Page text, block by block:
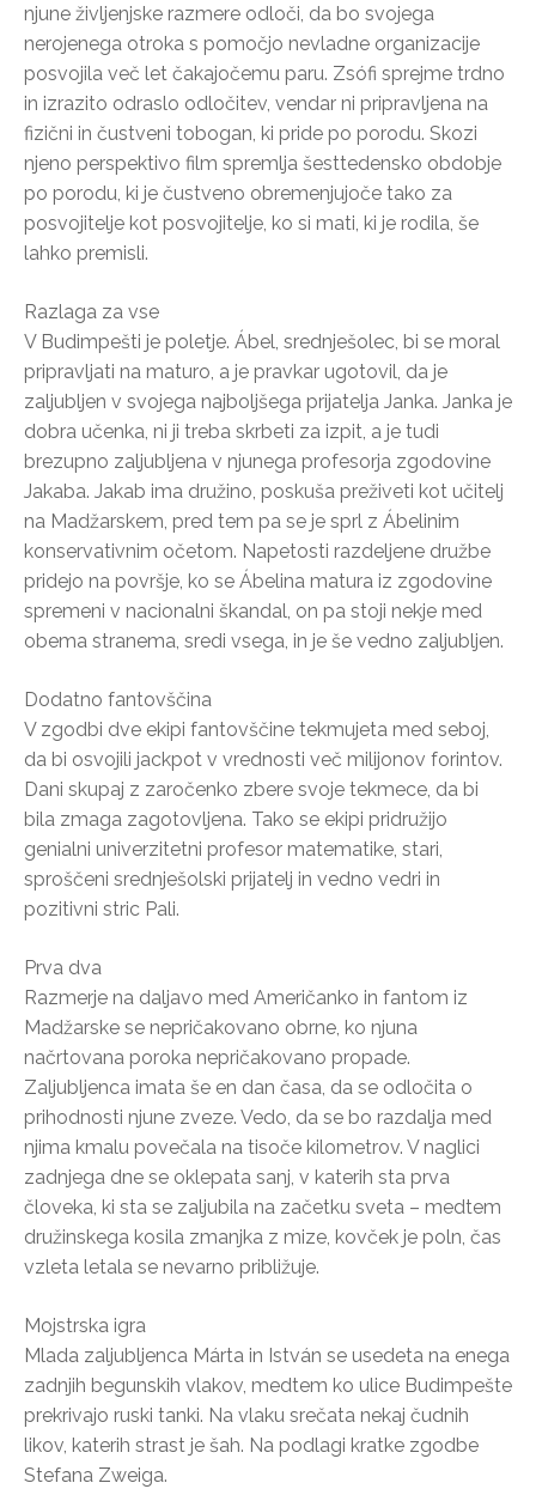
njune življenjske razmere odloči, da bo svojega
nerojenega otroka s pomočjo nevladne organizacije
posvojila več let čakajočemu paru. Zsófi sprejme trdno
in izrazito odraslo odločitev, vendar ni pripravljena na
fizični in čustveni tobogan, ki pride po porodu. Skozi
njeno perspektivo film spremlja šesttedensko obdobje
po porodu, ki je čustveno obremenjujoče tako za
posvojitelje kot posvojitelje, ko si mati, ki je rodila, še
lahko premisli.
Razlaga za vse
V Budimpešti je poletje. Ábel, srednješolec, bi se moral
pripravljati na maturo, a je pravkar ugotovil, da je
zaljubljen v svojega najboljšega prijatelja Janka. Janka je
dobra učenka, ni ji treba skrbeti za izpit, a je tudi
brezupno zaljubljena v njunega profesorja zgodovine
Jakaba. Jakab ima družino, poskuša preživeti kot učitelj
na Madžarskem, pred tem pa se je sprl z Ábelinim
konservativnim očetom. Napetosti razdeljene družbe
pridejo na površje, ko se Ábelina matura iz zgodovine
spremeni v nacionalni škandal, on pa stoji nekje med
obema stranema, sredi vsega, in je še vedno zaljubljen.
Dodatno fantovščina
V zgodbi dve ekipi fantovščine tekmujeta med seboj,
da bi osvojili jackpot v vrednosti več milijonov forintov.
Dani skupaj z zaročenko zbere svoje tekmece, da bi
bila zmaga zagotovljena. Tako se ekipi pridružijo
genialni univerzitetni profesor matematike, stari,
sproščeni srednješolski prijatelj in vedno vedri in
pozitivni stric Pali.
Prva dva
Razmerje na daljavo med Američanko in fantom iz
Madžarske se nepričakovano obrne, ko njuna
načrtovana poroka nepričakovano propade.
Zaljubljenca imata še en dan časa, da se odločita o
prihodnosti njune zveze. Vedo, da se bo razdalja med
njima kmalu povečala na tisoče kilometrov. V naglici
zadnjega dne se oklepata sanj, v katerih sta prva
človeka, ki sta se zaljubila na začetku sveta – medtem
družinskega kosila zmanjka z mize, kovček je poln, čas
vzleta letala se nevarno približuje.
Mojstrska igra
Mlada zaljubljenca Márta in István se usedeta na enega
zadnjih begunskih vlakov, medtem ko ulice Budimpešte
prekrivajo ruski tanki. Na vlaku srečata nekaj čudnih
likov, katerih strast je šah. Na podlagi kratke zgodbe
Stefana Zweiga.